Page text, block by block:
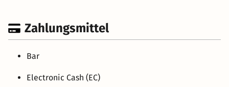
Zahlungsmittel
Bar
Electronic Cash (EC)